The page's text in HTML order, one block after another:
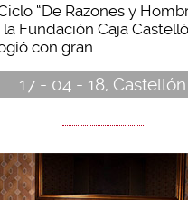
“De Razones y
Fundación Caja
con gran...
17 - 04 - 18, Castellón